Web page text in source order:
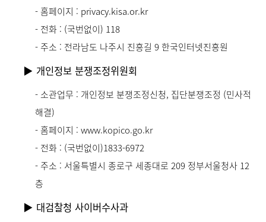
- 홈페이지 : privacy.kisa.or.kr
- 전화 : (국번없이) 118
- 주소 : 전라남도 나주시 진흥길 9 한국인터넷진흥원
▶ 개인정보 분쟁조정위원회
- 소관업무 : 개인정보 분쟁조정신청, 집단분쟁조정 (민사적
해결)
- 홈페이지 : www.kopico.go.kr
- 전화 : (국번없이)1833-6972
- 주소 : 서울특별시 종로구 세종대로 209 정부서울청사 12
층
▶ 대검찰청 사이버수사과